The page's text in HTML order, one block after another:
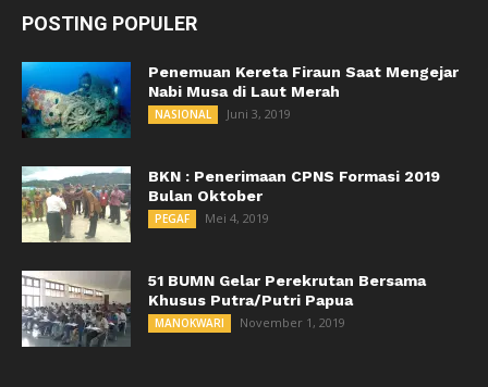
POSTING POPULER
Penemuan Kereta Firaun Saat Mengejar
Nabi Musa di Laut Merah
NASIONAL Juni 3, 2019
BKN : Penerimaan CPNS Formasi 2019
Bulan Oktober
PEGAF Mei 4, 2019
51 BUMN Gelar Perekrutan Bersama
Khusus Putra/Putri Papua
MANOKWARI November 1, 2019